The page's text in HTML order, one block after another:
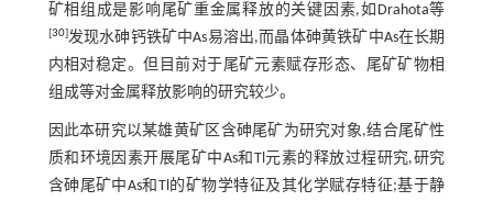
矿相组成是影响尾矿重金属释放的关键因素,如Drahota等
[30]发现水砷钙铁矿中As易溶出,而晶体砷黄铁矿中As在长期
内相对稳定。但目前对于尾矿元素赋存形态、尾矿矿物相
组成等对金属释放影响的研究较少。
因此本研究以某雄黄矿区含砷尾矿为研究对象,结合尾矿性
质和环境因素开展尾矿中As和Tl元素的释放过程研究,研究
含砷尾矿中As和Tl的矿物学特征及其化学赋存特征;基于静